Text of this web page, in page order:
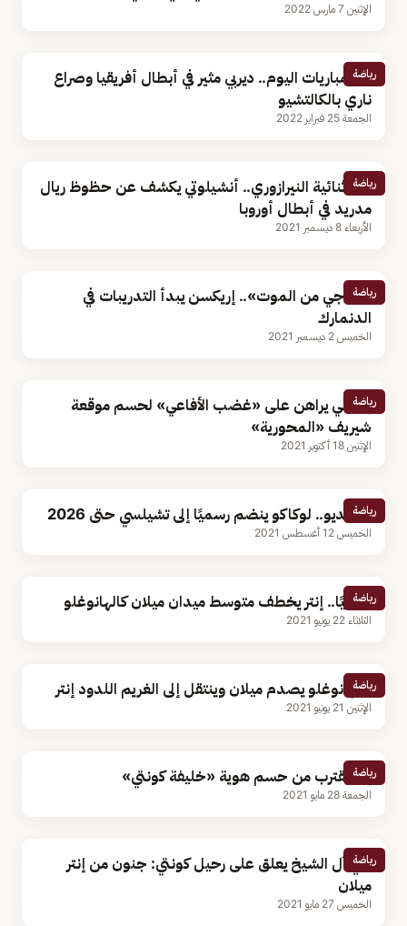
الإثنين 7 مارس 2022
رياضة
أبرز مباريات اليوم.. ديربي مثير في أبطال أفريقيا وصراع
ناري بالكالتشيو
الجمعة 25 فبراير 2022
رياضة
بعد ثنائية النيرازوري.. أنشيلوتي يكشف عن حظوظ ريال
مدريد في أبطال أوروبا
الأربعاء 8 ديسمبر 2021
رياضة
«الناجي من الموت».. إريكسن يبدأ التدريبات في
الدنمارك
الخميس 2 ديسمبر 2021
رياضة
إنزاجي يراهن على «غضب الأفاعي» لحسم موقعة
شيريف «المحورية»
الإثنين 18 أكتوبر 2021
رياضة
بالفيديو.. لوكاكو ينضم رسميًا إلى تشيلسي حتى 2026
الخميس 12 أغسطس 2021
رياضة
رسميًا.. إنتر يخطف متوسط ميدان ميلان كالهانوغلو
الثلاثاء 22 يونيو 2021
رياضة
كالهانوغلو يصدم ميلان وينتقل إلى الغريم اللدود إنتر
الإثنين 21 يونيو 2021
رياضة
إنتر يقترب من حسم هوية «خليفة كونتي»
الجمعة 28 مايو 2021
رياضة
تركي آل الشيخ يعلق على رحيل كونتي: جنون من إنتر
ميلان
الخميس 27 مايو 2021